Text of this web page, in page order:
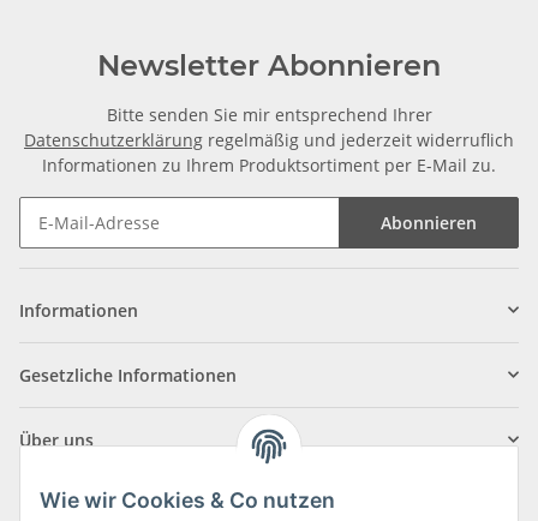
Newsletter Abonnieren
Bitte senden Sie mir entsprechend Ihrer
Datenschutzerklärung regelmäßig und jederzeit widerruflich
Informationen zu Ihrem Produktsortiment per E-Mail zu.
Abonnieren
Informationen
Gesetzliche Informationen
Über uns
Wie wir Cookies & Co nutzen